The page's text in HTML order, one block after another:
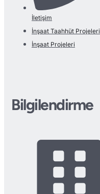
İletişim
İnşaat Taahhüt Projeleri
İnşaat Projeleri
Bilgilendirme